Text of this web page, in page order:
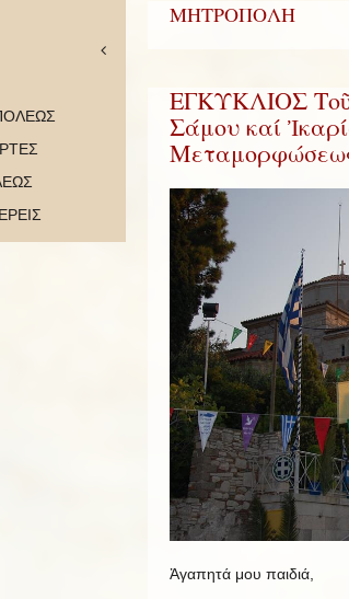
ΜΗΤΡΟΠΟΛΗ
ΕΓΚΥΚΛΙΟΣ
Σάμου καί
Ἀγαπητά μου παιδιά,